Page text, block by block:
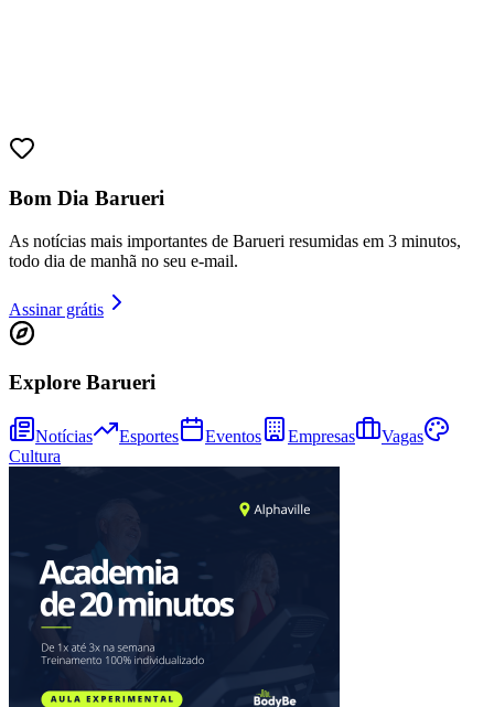
Vitória
Bom Dia Barueri
As notícias mais importantes de Barueri resumidas em 3 minutos,
todo dia de manhã no seu e-mail.
Assinar grátis
Explore Barueri
Notícias Esportes Eventos Empresas
Vagas
Cultura